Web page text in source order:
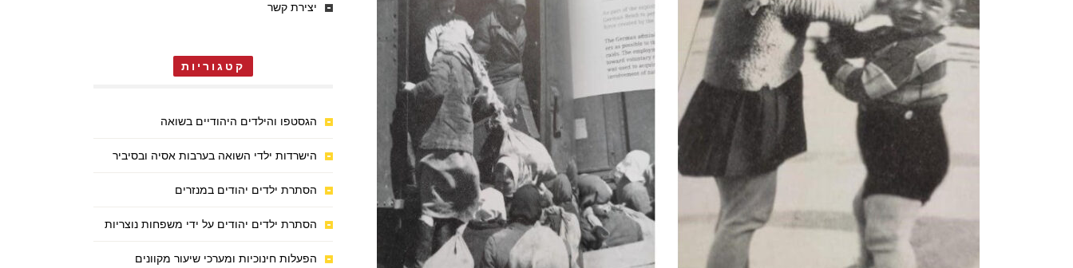
יצירת קשר
קטגוריות
הגסטפו והילדים היהודיים בשואה
הישרדות ילדי השואה בערבות אסיה ובסיביר
הסתרת ילדים יהודים במנזרים
הסתרת ילדים יהודים על ידי משפחות נוצריות
הפעלות חינוכיות ומערכי שיעור מקוונים